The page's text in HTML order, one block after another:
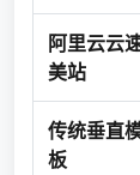
阿里云云
美站
传统垂直
板